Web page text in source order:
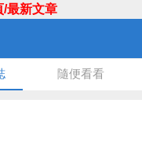
/最新文章
隨便看看